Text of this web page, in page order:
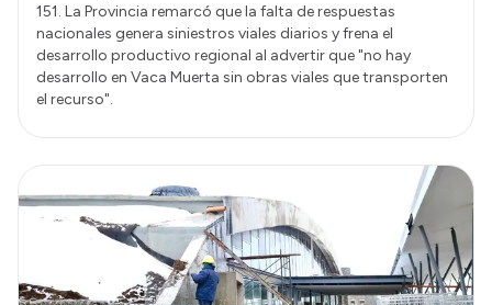
151. La Provincia remarcó que la falta de respuestas
nacionales genera siniestros viales diarios y frena el
desarrollo productivo regional al advertir que "no hay
desarrollo en Vaca Muerta sin obras viales que transporten
el recurso".